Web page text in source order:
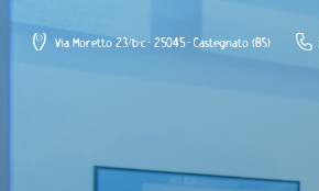
Via Moretto 23/b-c - 25045 - Castegnato (BS)